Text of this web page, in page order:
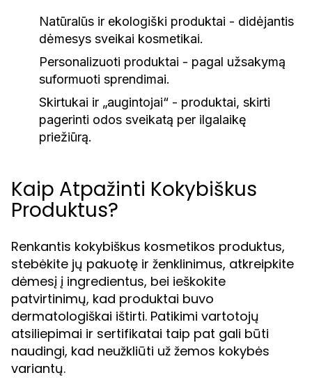
Natūralūs ir ekologiški produktai - didėjantis
dėmesys sveikai kosmetikai.
Personalizuoti produktai - pagal užsakymą
suformuoti sprendimai.
Skirtukai ir „augintojai“ - produktai, skirti
pagerinti odos sveikatą per ilgalaikę
priežiūrą.
Kaip Atpažinti Kokybiškus
Produktus?
Renkantis kokybiškus kosmetikos produktus,
stebėkite jų pakuotę ir ženklinimus, atkreipkite
dėmesį į ingredientus, bei ieškokite
patvirtinimų, kad produktai buvo
dermatologiškai ištirti. Patikimi vartotojų
atsiliepimai ir sertifikatai taip pat gali būti
naudingi, kad neužkliūti už žemos kokybės
variantų.